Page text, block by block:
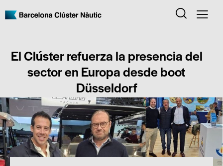
El Clúster refuerza la presencia del
sector en Europa desde boot
Düsseldorf